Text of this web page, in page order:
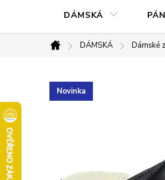
DÁMSKÁ
Domů
DÁMSKÁ Dámské
Novinka